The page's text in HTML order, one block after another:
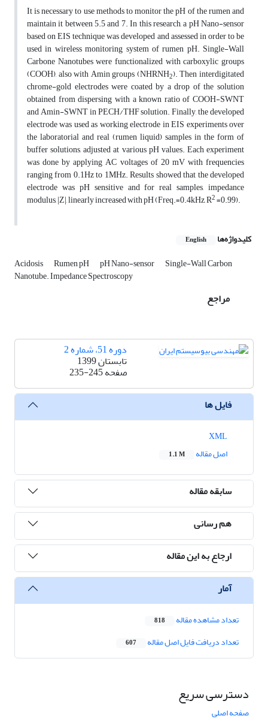
It is necessary to use methods to monitor the pH of the rumen and
maintain it between 5.5 and 7. In this research, a pH Nano-sensor
based on EIS technique was developed and assessed in order to be
used in wireless monitoring system of rumen pH. Single-Wall
Carbone Nanotubes were functionalized with carboxylic groups
(COOH), also with Amin groups (NHRNH2). Then interdigitated
chrome-gold electrodes were coated by a drop of the solution
obtained from dispersing with a known ratio of COOH-SWNT
and Amin-SWNT in PECH/THF solution. Finally, the developed
electrode was used as working electrode in EIS experiments over
the laboratorial and real (rumen liquid) samples in the form of
buffer solutions, adjusted at various pH values. Each experiment
was done by applying AC voltages of 20 mV with frequencies
ranging from 0.1Hz to 1MHz. Results showed that the developed
electrode was pH sensitive and for real samples, impedance
modulus, |Z|, linearly increased with pH (Freq.=0.4kHz, R2=0.99).
کلیدواژه‌ها English
Acidosis Rumen pH pH Nano-sensor Single-Wall Carbon
Nanotube. Impedance Spectroscopy
مراجع
دوره 51، شماره 2
تابستان 1399
صفحه235-245
فایل ها
اصل مقاله
1.1 M
سابقه مقاله
هم رسانی
ارجاع به این مقاله
آمار
تعداد مشاهده مقاله 818
تعداد دریافت فایل اصل مقاله 607
دسترسی سریع
صفحه اصلی